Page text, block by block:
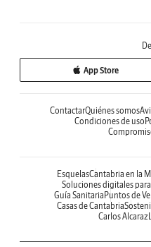
App Store
ContactarQuiénes somos
Condiciones de uso
EsquelasCantabria en la
Soluciones digitales
Guía Sanitaria Puntos de
Casas de Cantabria
Carlos Alcaraz